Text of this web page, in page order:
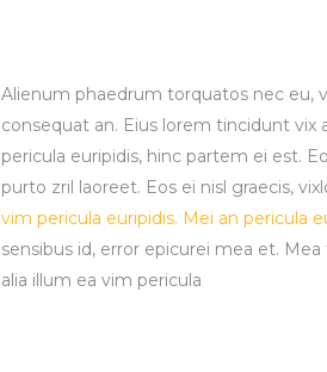
Alienum phaedrum torquatos nec eu,
consequat an. Eius lorem tincidunt vix
pericula euripidis, hinc partem ei est.
purto zril laoreet. Eos ei nisl graecis,
vim pericula euripidis. Mei an pericula
sensibus id, error epicurei mea et.
alia illum ea vim pericula